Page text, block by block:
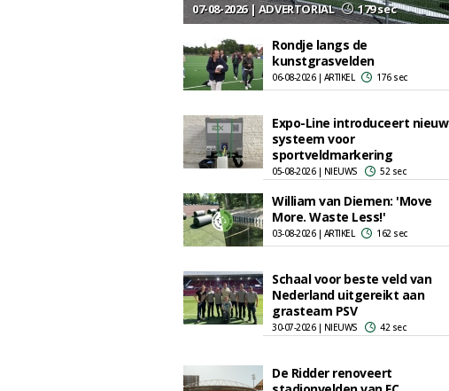
07-08-2026 | ADVERTORIAL 179 sec
Rondje langs de
kunstgrasvelden
06-08-2026 | ARTIKEL 176 sec
Expo-Line introduceert nieuw
systeem voor
sportveldmarkering
05-08-2026 | NIEUWS 52 sec
William van Diemen: 'Move
More. Waste Less!'
03-08-2026 | ARTIKEL 162 sec
Schaal voor beste veld van
Nederland uitgereikt aan
grasteam PSV
30-07-2026 | NIEUWS 42 sec
De Ridder renoveert